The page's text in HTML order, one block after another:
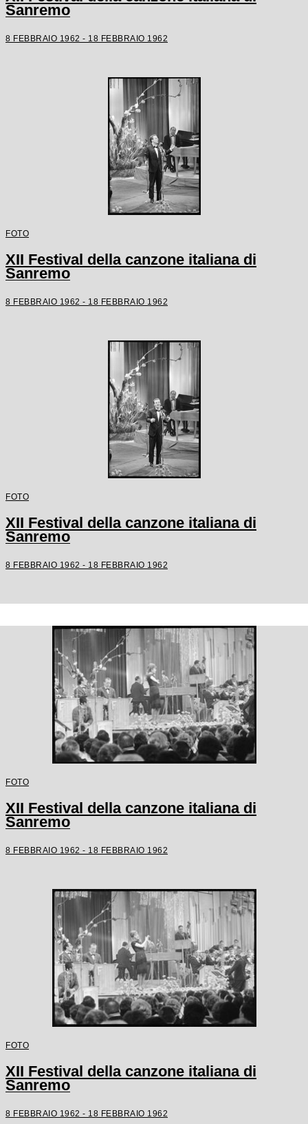
Sanremo
8 FEBBRAIO 1962 - 18 FEBBRAIO 1962
FOTO
XII Festival della canzone italiana di
Sanremo
8 FEBBRAIO 1962 - 18 FEBBRAIO 1962
FOTO
XII Festival della canzone italiana di
Sanremo
8 FEBBRAIO 1962 - 18 FEBBRAIO 1962
FOTO
XII Festival della canzone italiana di
Sanremo
8 FEBBRAIO 1962 - 18 FEBBRAIO 1962
FOTO
XII Festival della canzone italiana di
Sanremo
8 FEBBRAIO 1962 - 18 FEBBRAIO 1962